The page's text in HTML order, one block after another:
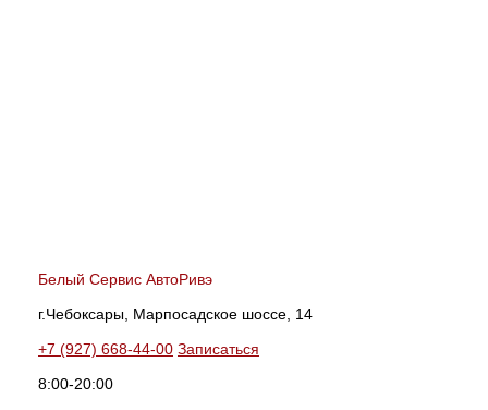
Белый Сервис АвтоРивэ
г.Чебоксары, Марпосадское шоссе, 14
+7 (927) 668-44-00 Записаться
8:00-20:00